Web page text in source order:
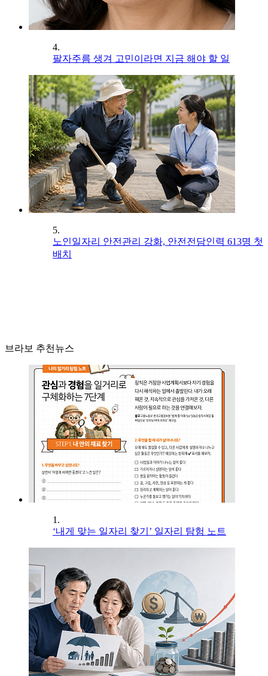
4.
팔자주름 생겨 고민이라면 지금 해야 할 일
5.
노인일자리 안전관리 강화, 안전전담인력 613명 첫
배치
브라보 추천뉴스
1.
‘내게 맞는 일자리 찾기’ 일자리 탐험 노트